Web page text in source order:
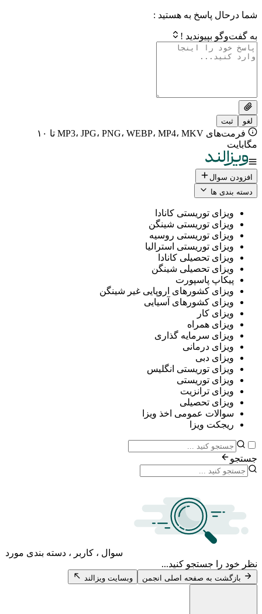
پاسخ به هستید :
!
فرمت‌های MP3، JPG، PNG، WEBP، MP4، MKV تا ۱۰
ها
توریستی کانادا
توریستی شینگن
توریستی روسیه
توریستی استرالیا
تحصیلی کانادا
تحصیلی شینگن
پاسپورت
کشورهای اروپایی غیر شینگن
کشورهای آسیایی
کار
همراه
سرمایه گذاری
درمانی
دبی
توریستی انگلیس
توریستی
ترانزیت
تحصیلی
عمومی اخذ ویزا
ویزا
سوال ، کاربر ، دسته بندی مورد
جستجو کنید...
به صفحه اصلی انجمن وبسایت ویزالند